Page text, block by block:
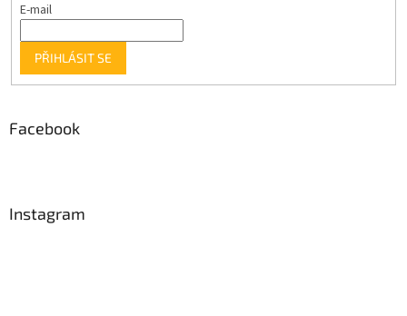
E-mail
PŘIHLÁSIT SE
Facebook
Instagram